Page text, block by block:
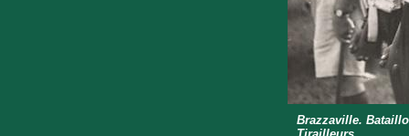
Brazzaville.